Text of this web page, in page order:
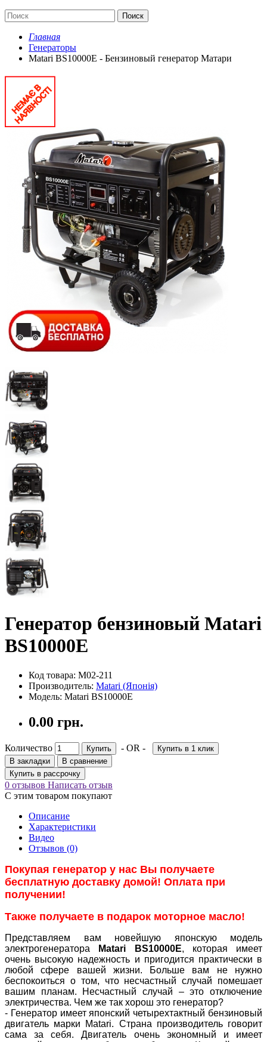
Поиск
Главная
Генераторы
Matari BS10000E - Бензиновый генератор Матари
Генератор бензиновый Matari
BS10000E
Код товара: M02-211
Производитель: Matari (Японія)
Модель: Matari BS10000E
0.00 грн.
Количество Купить - OR -
Купить в 1 клик
В закладки
В сравнение
Купить в рассрочку
0 отзывов Написать отзыв
С этим товаром покупают
Описание
Характеристики
Видео
Отзывов (0)
Покупая генератор у нас Вы получаете
бесплатную доставку домой! Оплата при
получении!
Также получаете в подарок моторное масло!
Представляем вам новейшую японскую модель
электрогенератора
Matari BS10000E, которая имеет
очень высокую надежность и пригодится практически в
любой сфере вашей жизни. Больше вам не нужно
беспокоиться о том, что несчастный случай помешает
вашим планам. Несчастный случай – это отключение
электричества. Чем же так хорош это генератор?
- Генератор имеет японский четырехтактный бензиновый
двигатель марки Matari. Страна производитель говорит
сама за себя. Двигатель очень экономный и имеет